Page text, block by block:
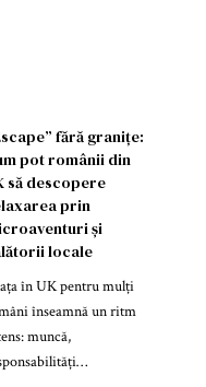
fără granițe:
pot românii din
să descopere
prin
și
locale
în UK pentru mulți
înseamnă un ritm
muncă,